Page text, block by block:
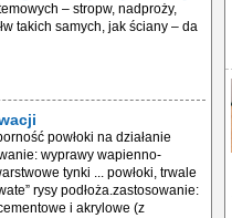
– stropw, nadproży,
takich samych, jak ściany – da
powłoki na działanie
wyprawy wapienno-
tynki ... powłoki, trwale
rysy podłoża.zastosowanie:
i akrylowe (z